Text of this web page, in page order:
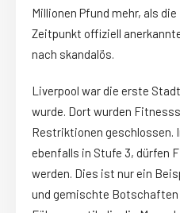
Millionen Pfund mehr, als
Zeitpunkt offiziell
nach skandalös.
Liverpool war die erste
wurde. Dort wurden
Restriktionen geschlossen.
ebenfalls in Stufe 3, dürfen
werden. Dies ist nur ein
und gemischte Botschaften